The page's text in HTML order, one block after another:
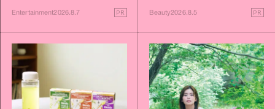
Entertainment2026.8.7 PR Beauty2026.8.5 PR